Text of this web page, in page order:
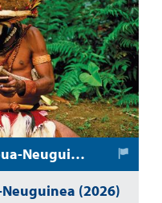
Verlängerungsreise Papua-Neuguinea
(2026)